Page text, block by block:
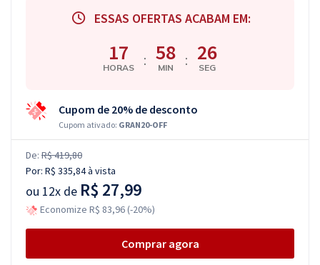
ESSAS OFERTAS ACABAM EM:
17
HORAS : 58
MIN : 25
SEG
Cupom de 20% de desconto
Cupom ativado: GRAN20-OFF
De: R$ 419,80
Por: R$ 335,84à vista
ou 12x de R$ 27,99
Economize R$ 83,96 (-20%)
Comprar agora